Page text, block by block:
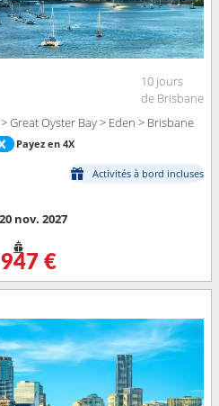
10 jours
de Brisbane
Great Oyster Bay > Eden > Brisbane
Payez en 4X
Activités à bord incluses
nov. 2027
947 €